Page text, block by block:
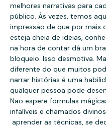
melhores narrativas para
público. Às vezes, temos
impressão de que por mais
esteja cheia de ideias,
na hora de contar dá um
bloqueio. Isso desmotiva.
diferente do que muitos
narrar histórias é uma
qualquer pessoa pode
Não espere formulas
infalíveis e chamados
aprender as técnicas, se